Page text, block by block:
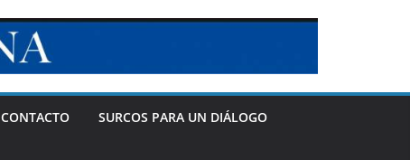
CONTACTO SURCOS PARA UN DIÁLOGO